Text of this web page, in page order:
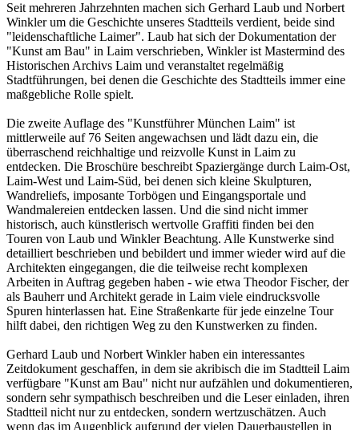
Seit mehreren Jahrzehnten machen sich Gerhard Laub und Norbert
Winkler um die Geschichte unseres Stadtteils verdient, beide sind
"leidenschaftliche Laimer". Laub hat sich der Dokumentation der
"Kunst am Bau" in Laim verschrieben, Winkler ist Mastermind des
Historischen Archivs Laim und veranstaltet regelmäßig
Stadtführungen, bei denen die Geschichte des Stadtteils immer eine
maßgebliche Rolle spielt.
Die zweite Auflage des "Kunstführer München Laim" ist
mittlerweile auf 76 Seiten angewachsen und lädt dazu ein, die
überraschend reichhaltige und reizvolle Kunst in Laim zu
entdecken. Die Broschüre beschreibt Spaziergänge durch Laim-Ost,
Laim-West und Laim-Süd, bei denen sich kleine Skulpturen,
Wandreliefs, imposante Torbögen und Eingangsportale und
Wandmalereien entdecken lassen. Und die sind nicht immer
historisch, auch künstlerisch wertvolle Graffiti finden bei den
Touren von Laub und Winkler Beachtung. Alle Kunstwerke sind
detailliert beschrieben und bebildert und immer wieder wird auf die
Architekten eingegangen, die die teilweise recht komplexen
Arbeiten in Auftrag gegeben haben - wie etwa Theodor Fischer, der
als Bauherr und Architekt gerade in Laim viele eindrucksvolle
Spuren hinterlassen hat. Eine Straßenkarte für jede einzelne Tour
hilft dabei, den richtigen Weg zu den Kunstwerken zu finden.
Gerhard Laub und Norbert Winkler haben ein interessantes
Zeitdokument geschaffen, in dem sie akribisch die im Stadtteil Laim
verfügbare "Kunst am Bau" nicht nur aufzählen und dokumentieren,
sondern sehr sympathisch beschreiben und die Leser einladen, ihren
Stadtteil nicht nur zu entdecken, sondern wertzuschätzen. Auch
wenn das im Augenblick aufgrund der vielen Dauerbaustellen in